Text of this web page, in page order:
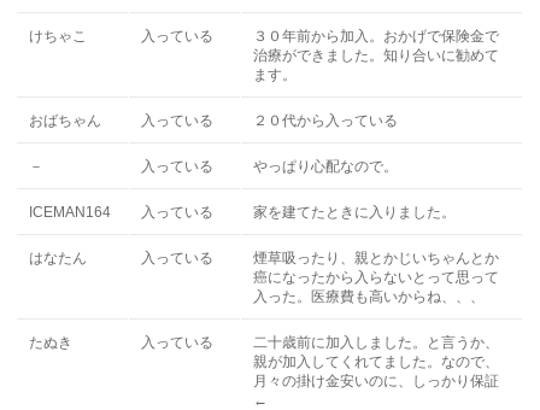
けちゃこ 入っている
３０年前から加入。おかげで保険金で
治療ができました。知り合いに勧めて
ます。
おばちゃん 入っている ２０代から入っている
－ 入っている やっぱり心配なので。
ICEMAN164 入っている 家を建てたときに入りました。
はなたん 入っている
煙草吸ったり、親とかじいちゃんとか
癌になったから入らないとって思って
入った。医療費も高いからね、、、
たぬき 入っている
二十歳前に加入しました。と言うか、
親が加入してくれてました。なので、
月々の掛け金安いのに、しっかり保証
←